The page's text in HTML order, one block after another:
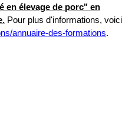
en élevage de porc" en
Pour plus d'informations, voici
annuaire-des-formations.